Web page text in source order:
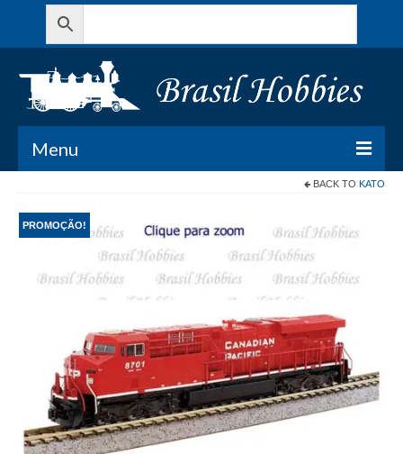
Menu
Meu Carrinho
Minha conta
BACK TO KATO
PROMOÇÃO!